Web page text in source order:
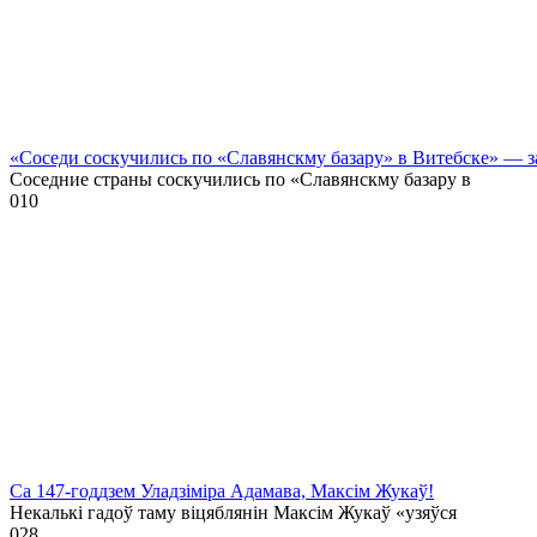
«Соседи соскучились по «Славянскму базару» в Витебске» —
Соседние страны соскучились по «Славянскму базару в
010
Са 147-годдзем Уладзіміра Адамава, Максім Жукаў!
Некалькі гадоў таму віцяблянін Максім Жукаў «узяўся